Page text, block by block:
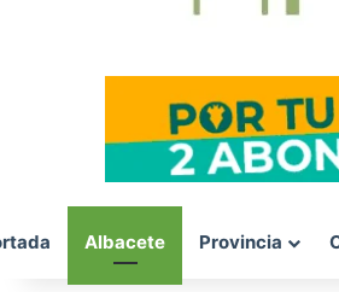
Albacete Provincia